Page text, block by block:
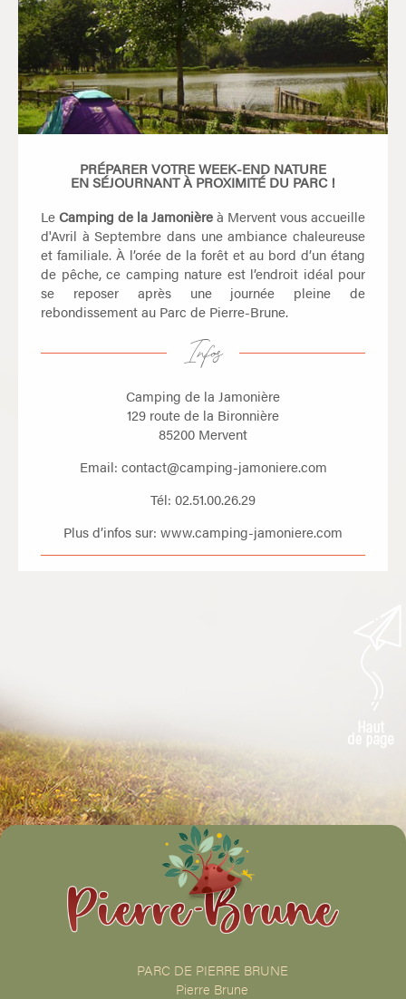
PRÉPARER VOTRE WEEK-END NATURE
EN SÉJOURNANT À PROXIMITÉ DU PARC !
LeCamping de la Jamonièreà Mervent vous accueille
d'Avril à Septembre dans une ambiance chaleureuse
et familiale. À l’orée de la forêt et au bord d’un étang
de pêche, ce camping nature est l’endroit idéal pour
se reposer après une journée pleine de
rebondissement au Parc de Pierre-Brune.
Infos
Camping de la Jamonière
129 route de la Bironnière
85200 Mervent
Email: contact@camping-jamoniere.com
Tél: 02.51.00.26.29
Plus d’infos sur: www.camping-jamoniere.com
PARC DE PIERRE BRUNE
Pierre Brune